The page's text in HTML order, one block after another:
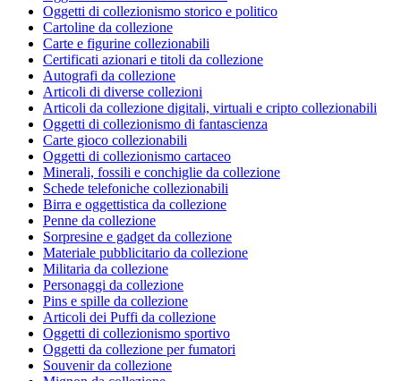
Oggetti di collezionismo storico e politico
Cartoline da collezione
Carte e figurine collezionabili
Certificati azionari e titoli da collezione
Autografi da collezione
Articoli di diverse collezioni
Articoli da collezione digitali, virtuali e cripto collezionabili
Oggetti di collezionismo di fantascienza
Carte gioco collezionabili
Oggetti di collezionismo cartaceo
Minerali, fossili e conchiglie da collezione
Schede telefoniche collezionabili
Birra e oggettistica da collezione
Penne da collezione
Sorpresine e gadget da collezione
Materiale pubblicitario da collezione
Militaria da collezione
Personaggi da collezione
Pins e spille da collezione
Articoli dei Puffi da collezione
Oggetti di collezionismo sportivo
Oggetti da collezione per fumatori
Souvenir da collezione